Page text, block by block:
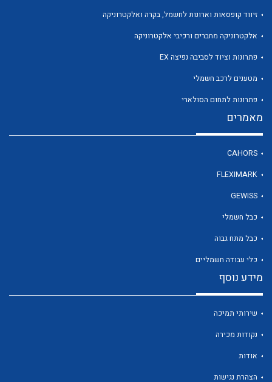
לכל מוצרי היצרן
זיווד קופסאות וארונות לחשמל, בקרה ואלקטרוניקה
אלקטרוניקה מחברים ורכיבי אלקטרוניקה
פתרונות וציוד לסביבה נפיצה EX
מטענים לרכב חשמלי
פתרונות לתחום הסולארי
מאמרים
CAHORS
FLEXIMARK
GEWISS
כבל חשמלי
כבל מתח גבוה
כלי עבודה חשמליים
מידע נוסף
שירותי תמיכה
נקודות מכירה
אודות
הצהרת נגישות